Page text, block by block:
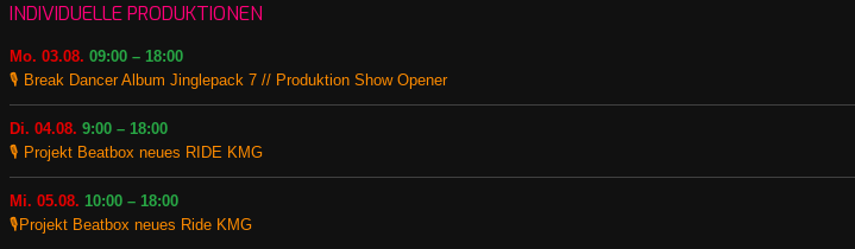
INDIVIDUELLE PRODUKTIONEN
Mo. 03.08. 09:00 – 18:00
🎙️ Break Dancer Album Jinglepack 7 // Produktion Show Opener
Di. 04.08. 9:00 – 18:00
🎙️ Projekt Beatbox neues RIDE KMG
Mi. 05.08. 10:00 – 18:00
🎙️Projekt Beatbox neues Ride KMG